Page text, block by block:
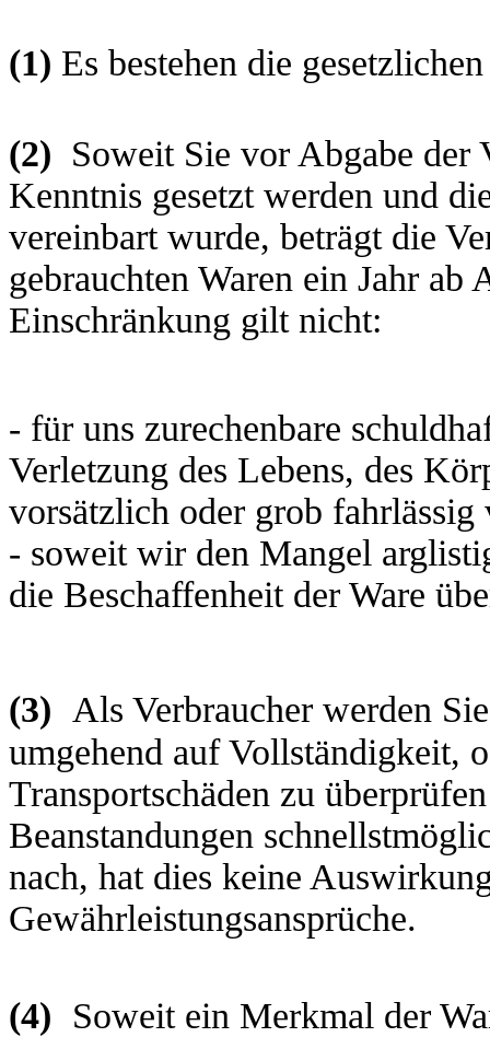
(1) Es bestehen die
(2) Soweit Sie vor Abgabe der
Kenntnis gesetzt werden und
vereinbart wurde, beträgt die
gebrauchten Waren ein Jahr
Einschränkung gilt nicht:
- für uns zurechenbare
Verletzung des Lebens, des
vorsätzlich oder grob fahrlässig
- soweit wir den Mangel
die Beschaffenheit der Ware
(3) Als Verbraucher werden
umgehend auf Vollständigkeit,
Transportschäden zu
Beanstandungen
nach, hat dies keine
Gewährleistungsansprüche.
(4) Soweit ein Merkmal der